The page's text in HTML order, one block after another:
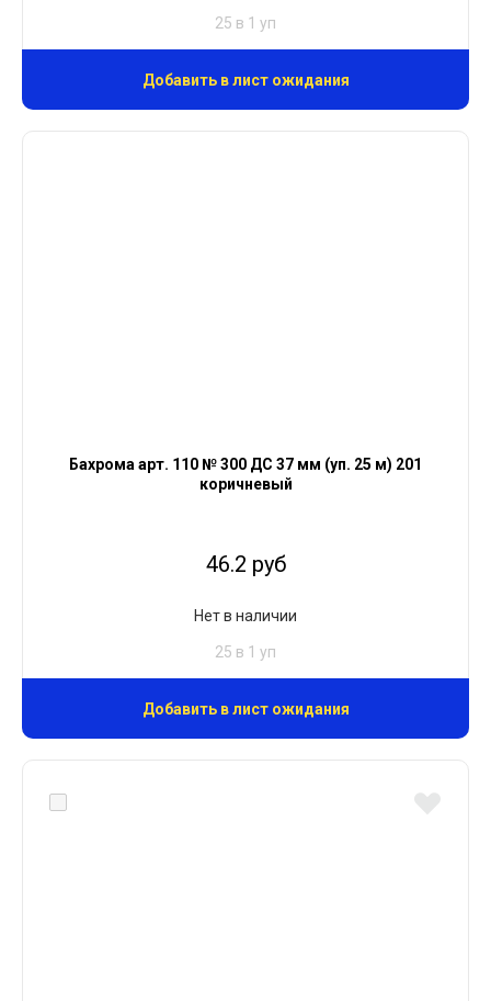
25 в 1 уп
Добавить в лист ожидания
Бахрома арт. 110 № 300 ДС 37 мм (уп. 25 м) 201
коричневый
46.2 руб
Нет в наличии
25 в 1 уп
Добавить в лист ожидания